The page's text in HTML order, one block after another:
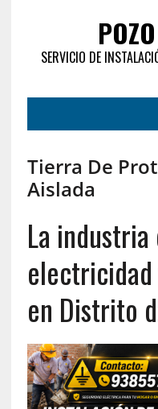
SERVICIO DE
Tierra De
Aislada
La industria
en Distrito